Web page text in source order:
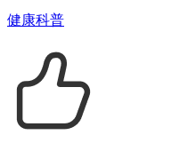
健康科普